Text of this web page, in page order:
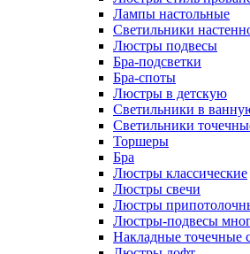
Лампы настольные
Светильники
Люстры подвесы
Бра-подсветки
Бра-споты
Люстры в детскую
Светильники в
Светильники
Торшеры
Бра
Люстры классические
Люстры свечи
Люстры
Люстры-подвесы
Накладные точечные